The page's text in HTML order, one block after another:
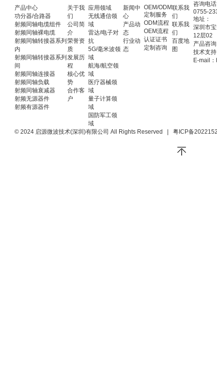
产品中心
功分器/合路器
射频同轴电缆组件
射频同轴裸电缆
射频同轴转接器系列
内
射频同轴转接器系列
间
射频同轴连接器
射频同轴负载
射频同轴衰减器
射频无源器件
射频有源器件
关于我
们
公司简
介
荣誉资
质
发展历
程
核心优
势
合作客
户
应用领域
无线通信领
域
雷达/电子对
抗
5G/毫米波领
域
航海/航空领
域
医疗器械领
域
量子计算领
域
国防军工领
域
新闻中
心
产品动
态
行业动
态
OEM/ODM
定制服务
ODM流程
OEM流程
认证证书
定制咨询
联系我
们
联系我
们
百度地
图
咨询电话
0755-
地址：
深圳市
12层02
产品咨
技术支
E-mail
© 2024 启源微波技术(深圳)有限公司 All Rights Reserved 粤ICP备